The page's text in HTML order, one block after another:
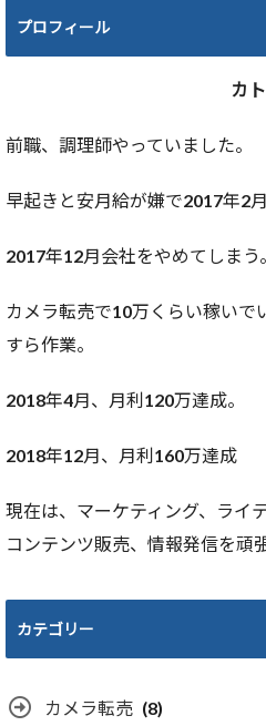
プロフィール
カト
前職、調理師やっていました。
早起きと安月給が嫌で2017年2
2017年12月会社をやめてしまう。
カメラ転売で10万くらい稼いで
すら作業。
2018年4月、月利120万達成。
2018年12月、月利160万達成
現在は、マーケティング、ライ
コンテンツ販売、情報発信を頑
カテゴリー
カメラ転売 (8)